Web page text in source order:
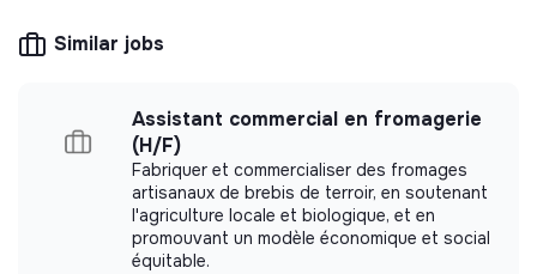
Oser publier sur LinkedIn régulièrement et réfléchir à
Vie d’équipe
Comme toute start-up en croissance, tu seras
amené(e) à contribuer à d’autres projets transverses
selon les besoins
transition issues, media, etc.
More information
Website
Company
Between 15 and 50
Foodtech / Food
Similar jobs
Assistant commercial en fromagerie
(H/F)
Fabriquer et commercialiser des fromages
artisanaux de brebis de terroir, en soutenant
l'agriculture locale et biologique, et en
promouvant un modèle économique et social
équitable.